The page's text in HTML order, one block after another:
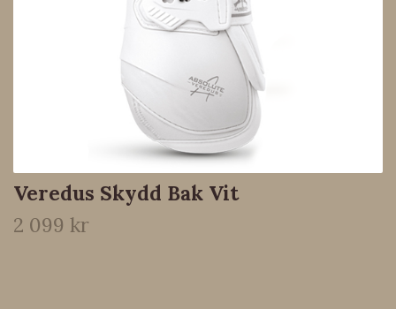
Veredus Skydd Bak Vit
2 099 kr